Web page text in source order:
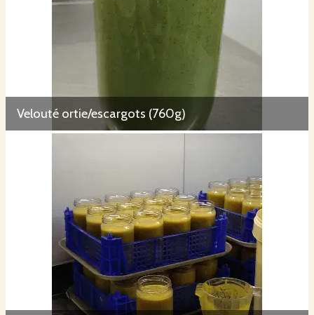
Velouté ortie/escargots (760g)